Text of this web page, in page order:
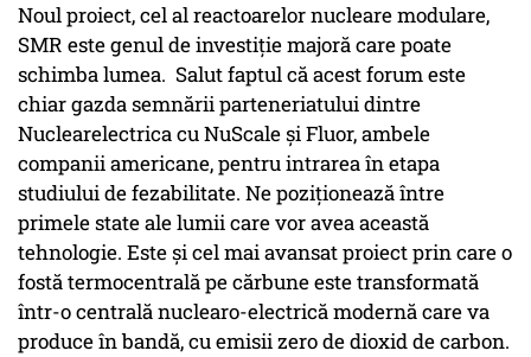
Noul proiect, cel al reactoarelor nucleare modulare,
SMR este genul de investiție majoră care poate
schimba lumea. Salut faptul că acest forum este
chiar gazda semnării parteneriatului dintre
Nuclearelectrica cu NuScale și Fluor, ambele
companii americane, pentru intrarea în etapa
studiului de fezabilitate. Ne poziționează între
primele state ale lumii care vor avea această
tehnologie. Este și cel mai avansat proiect prin care o
fostă termocentrală pe cărbune este transformată
într-o centrală nuclearo-electrică modernă care va
produce în bandă, cu emisii zero de dioxid de carbon.